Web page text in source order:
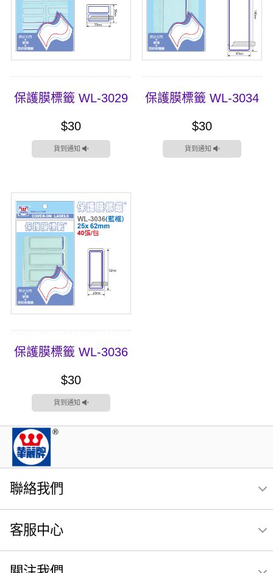
保護膜標籤 WL-3029
$30
貨到通知
保護膜標籤 WL-3034
$30
貨到通知
保護膜標籤 WL-3036
$30
貨到通知
聯絡我們
客服中心